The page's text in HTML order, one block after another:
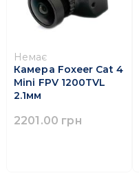
Немає
Камера Foxeer Cat 4
Mini FPV 1200TVL
2.1мм
2201.00 грн